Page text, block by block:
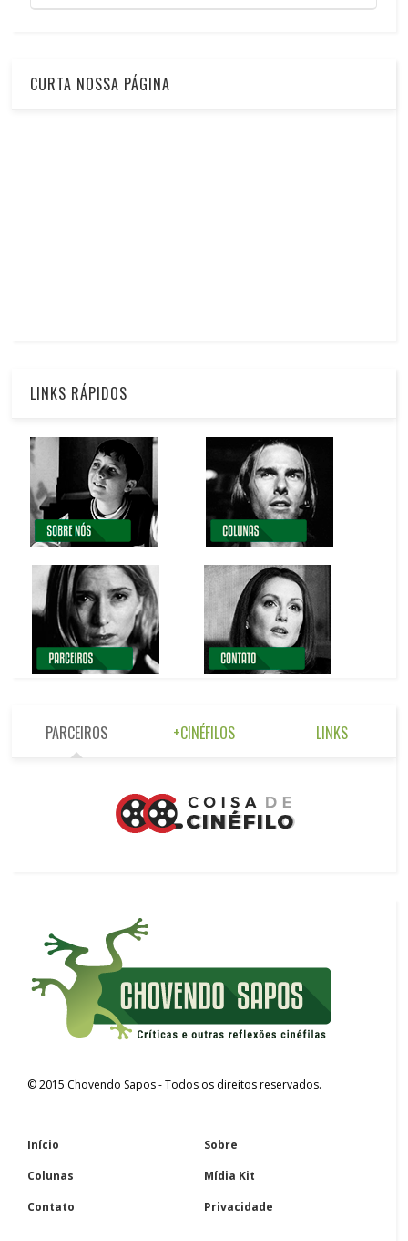
CURTA NOSSA PÁGINA
LINKS RÁPIDOS
PARCEIROS +CINÉFILOS LINKS
©2015 Chovendo Sapos- Todos os direitos reservados.
Início
Sobre
Colunas
Mídia Kit
Contato
Privacidade